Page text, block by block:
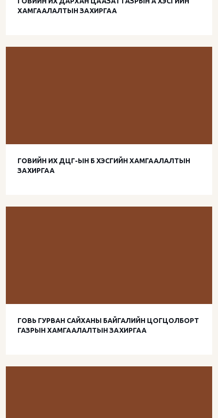
ХАМГААЛАЛТЫН ЗАХИРГАА
ГОВИЙН ИХ ДЦГ-ЫН Б ХЭСГИЙН ХАМГААЛАЛТЫН
ЗАХИРГАА
ГОВЬ ГУРВАН САЙХАНЫ БАЙГАЛИЙН ЦОГЦОЛБОРТ
ГАЗРЫН ХАМГААЛАЛТЫН ЗАХИРГАА